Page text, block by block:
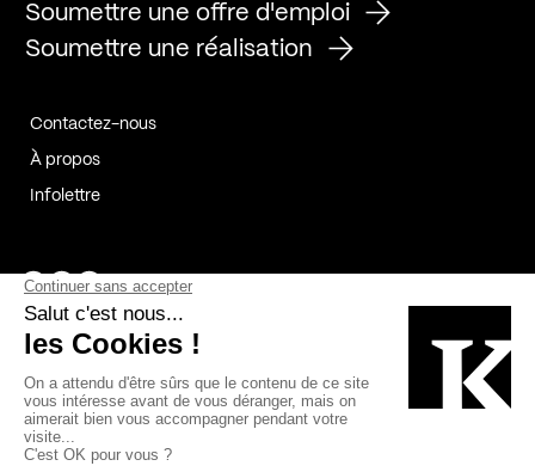
Soumettre une offre d'emploi
Soumettre une réalisation
Contactez-nous
À propos
Infolettre
Page Facebook de Kollectif
Page Instagram de Kollectif
Page Linkedin de Kollectif
Bâtiment-Durable-Québec-1
Esquisses-1IRAC-1